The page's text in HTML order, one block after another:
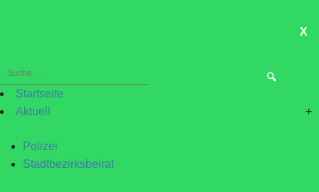
X
Suche
nach:Startseite
Aktuell
+
Polizei
Stadtbezirksbeirat